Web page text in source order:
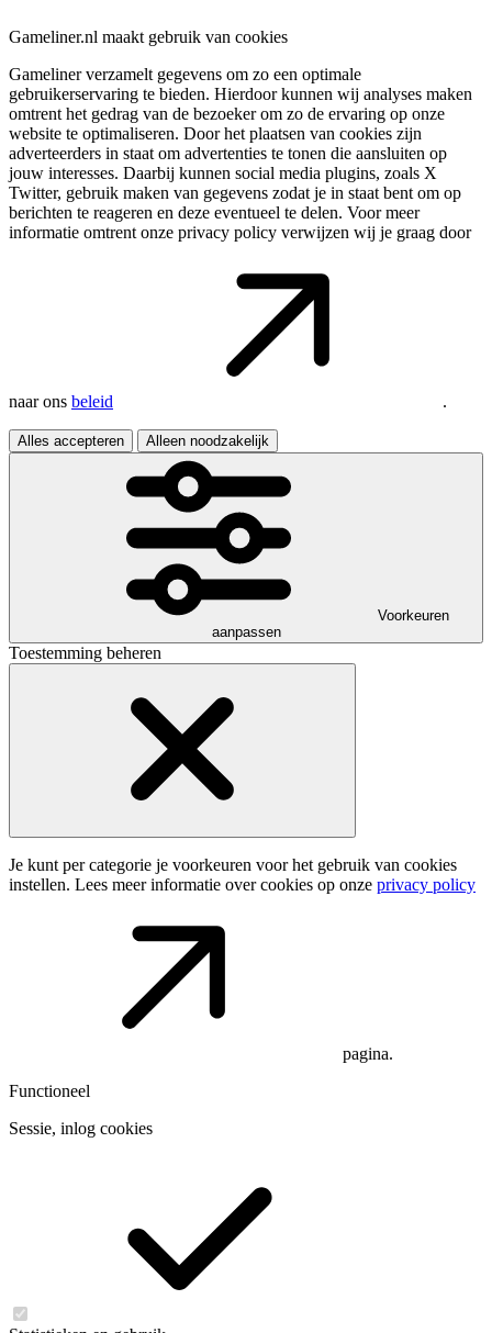
Gameliner.nl maakt gebruik van cookies
Gameliner verzamelt gegevens om zo een optimale
gebruikerservaring te bieden. Hierdoor kunnen wij analyses maken
omtrent het gedrag van de bezoeker om zo de ervaring op onze
website te optimaliseren. Door het plaatsen van cookies zijn
adverteerders in staat om advertenties te tonen die aansluiten op
jouw interesses. Daarbij kunnen social media plugins, zoals X
Twitter, gebruik maken van gegevens zodat je in staat bent om op
berichten te reageren en deze eventueel te delen. Voor meer
informatie omtrent onze privacy policy verwijzen wij je graag door
naar ons beleid .
Alles accepteren Alleen noodzakelijk
Voorkeuren
aanpassen
Toestemming beheren
Je kunt per categorie je voorkeuren voor het gebruik van cookies
instellen. Lees meer informatie over cookies op onze privacy policy
pagina.
Functioneel
Sessie, inlog cookies